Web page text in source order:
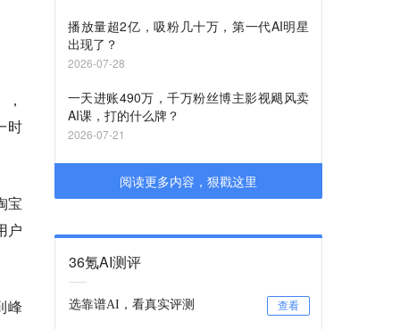
时
宝
户
峰
播放量超2亿，吸粉几十万，第一代AI明星
出现了？
2026-07-28
一天进账490万，千万粉丝博主影视飓风卖
AI课，打的什么牌？
2026-07-21
阅读更多内容，狠戳这里
36氪AI测评
选靠谱AI，看真实评测 查看